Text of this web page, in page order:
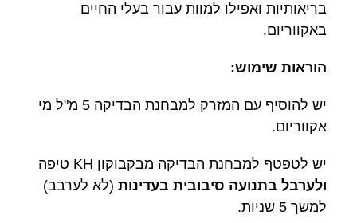
בריאותיות ואפילו למוות עבור בעלי החיים
באקווריום.
הוראות שימוש:
יש להוסיף עם המזרק למבחנת הבדיקה 5 מ"ל מי
אקווריום.
יש לטפטף למבחנת הבדיקה מבקבוקון KH טיפה
ולערבל בתנועה סיבובית בעדינות (לא לערבב)
למשך 5 שניות.